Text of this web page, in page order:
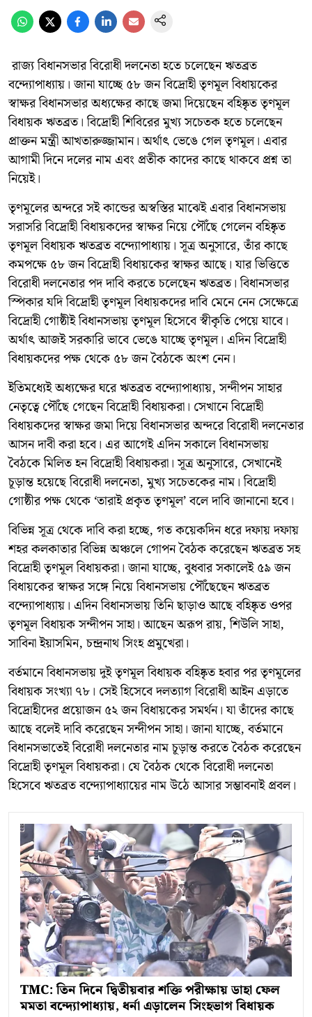
রাজ্য বিধানসভার বিরোধী দলনেতা হতে চলেছেন ঋতব্রত
বন্দ্যোপাধ্যায়। জানা যাচ্ছে ৫৮ জন বিদ্রোহী তৃণমূল বিধায়কের
স্বাক্ষর বিধানসভার অধ্যক্ষের কাছে জমা দিয়েছেন বহিষ্কৃত তৃণমূল
বিধায়ক ঋতব্রত। বিদ্রোহী শিবিরের মুখ্য সচেতক হতে চলেছেন
প্রাক্তন মন্ত্রী আখতারুজ্জামান। অর্থাৎ ভেঙে গেল তৃণমূল। এবার
আগামী দিনে দলের নাম এবং প্রতীক কাদের কাছে থাকবে প্রশ্ন তা
নিয়েই।
তৃণমূলের অন্দরে সই কান্ডের অস্বস্তির মাঝেই এবার বিধানসভায়
সরাসরি বিদ্রোহী বিধায়কদের স্বাক্ষর নিয়ে পৌঁছে গেলেন বহিষ্কৃত
তৃণমূল বিধায়ক ঋতব্রত বন্দ্যোপাধ্যায়। সূত্র অনুসারে, তাঁর কাছে
কমপক্ষে ৫৮ জন বিদ্রোহী বিধায়কের স্বাক্ষর আছে। যার ভিত্তিতে
বিরোধী দলনেতার পদ দাবি করতে চলেছেন ঋতব্রত। বিধানসভার
স্পিকার যদি বিদ্রোহী তৃণমূল বিধায়কদের দাবি মেনে নেন সেক্ষেত্রে
বিদ্রোহী গোষ্ঠীই বিধানসভায় তৃণমূল হিসেবে স্বীকৃতি পেয়ে যাবে।
অর্থাৎ আজই সরকারি ভাবে ভেঙে যাচ্ছে তৃণমূল। এদিন বিদ্রোহী
বিধায়কদের পক্ষ থেকে ৫৮ জন বৈঠকে অংশ নেন।
ইতিমধ্যেই অধ্যক্ষের ঘরে ঋতব্রত বন্দ্যোপাধ্যায়, সন্দীপন সাহার
নেতৃত্বে পৌঁছে গেছেন বিদ্রোহী বিধায়করা। সেখানে বিদ্রোহী
বিধায়কদের স্বাক্ষর জমা দিয়ে বিধানসভার অন্দরে বিরোধী দলনেতার
আসন দাবী করা হবে। এর আগেই এদিন সকালে বিধানসভায়
বৈঠকে মিলিত হন বিদ্রোহী বিধায়করা। সূত্র অনুসারে, সেখানেই
চূড়ান্ত হয়েছে বিরোধী দলনেতা, মুখ্য সচেতকের নাম। বিদ্রোহী
গোষ্ঠীর পক্ষ থেকে ‘তারাই প্রকৃত তৃণমূল’ বলে দাবি জানানো হবে।
বিভিন্ন সূত্র থেকে দাবি করা হচ্ছে, গত কয়েকদিন ধরে দফায় দফায়
শহর কলকাতার বিভিন্ন অঞ্চলে গোপন বৈঠক করেছেন ঋতব্রত সহ
বিদ্রোহী তৃণমূল বিধায়করা। জানা যাচ্ছে, বুধবার সকালেই ৫৯ জন
বিধায়কের স্বাক্ষর সঙ্গে নিয়ে বিধানসভায় পৌঁছেছেন ঋতব্রত
বন্দ্যোপাধ্যায়। এদিন বিধানসভায় তিনি ছাড়াও আছে বহিষ্কৃত ওপর
তৃণমূল বিধায়ক সন্দীপন সাহা। আছেন অরূপ রায়, শিউলি সাহা,
সাবিনা ইয়াসমিন, চন্দ্রনাথ সিংহ প্রমুখেরা।
বর্তমানে বিধানসভায় দুই তৃণমূল বিধায়ক বহিষ্কৃত হবার পর তৃণমূলের
বিধায়ক সংখ্যা ৭৮। সেই হিসেবে দলত্যাগ বিরোধী আইন এড়াতে
বিদ্রোহীদের প্রয়োজন ৫২ জন বিধায়কের সমর্থন। যা তাঁদের কাছে
আছে বলেই দাবি করেছেন সন্দীপন সাহা। জানা যাচ্ছে, বর্তমানে
বিধানসভাতেই বিরোধী দলনেতার নাম চূড়ান্ত করতে বৈঠক করেছেন
বিদ্রোহী তৃণমূল বিধায়করা। যে বৈঠক থেকে বিরোধী দলনেতা
হিসেবে ঋতব্রত বন্দ্যোপাধ্যায়ের নাম উঠে আসার সম্ভাবনাই প্রবল।
TMC: তিন দিনে দ্বিতীয়বার শক্তি পরীক্ষায় ডাহা ফেল
মমতা বন্দ্যোপাধ্যায়, ধর্না এড়ালেন সিংহভাগ বিধায়ক